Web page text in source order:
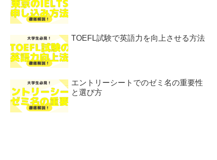
TOEFL試験で英語力を向上させる方法
エントリーシートでのゼミ名の重要性
と選び方